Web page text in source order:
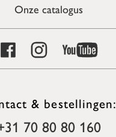
Onze catalogus
& bestellingen:
70 80 80 160